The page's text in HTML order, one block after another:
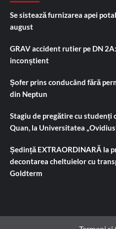
Se sistează furnizarea apei
august
GRAV accident rutier pe DN
inconștient
Șofer prins conducând fără
din Neptun
Stagiu de pregătire cu studenți
Quan, la Universitatea
Ședință EXTRAORDINARĂ la
decontarea cheltuielor cu
Goldterm